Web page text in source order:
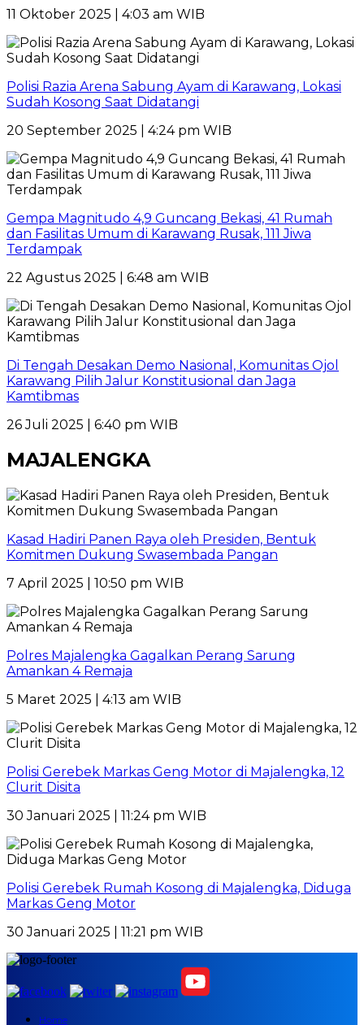
11 Oktober 2025 | 4:03 am WIB
Polisi Razia Arena Sabung Ayam di Karawang, Lokasi
Sudah Kosong Saat Didatangi
20 September 2025 | 4:24 pm WIB
Gempa Magnitudo 4,9 Guncang Bekasi, 41 Rumah
dan Fasilitas Umum di Karawang Rusak, 111 Jiwa
Terdampak
22 Agustus 2025 | 6:48 am WIB
Di Tengah Desakan Demo Nasional, Komunitas Ojol
Karawang Pilih Jalur Konstitusional dan Jaga
Kamtibmas
26 Juli 2025 | 6:40 pm WIB
MAJALENGKA
Kasad Hadiri Panen Raya oleh Presiden, Bentuk
Komitmen Dukung Swasembada Pangan
7 April 2025 | 10:50 pm WIB
Polres Majalengka Gagalkan Perang Sarung
Amankan 4 Remaja
5 Maret 2025 | 4:13 am WIB
Polisi Gerebek Markas Geng Motor di Majalengka, 12
Clurit Disita
30 Januari 2025 | 11:24 pm WIB
Polisi Gerebek Rumah Kosong di Majalengka, Diduga
Markas Geng Motor
30 Januari 2025 | 11:21 pm WIB
Home